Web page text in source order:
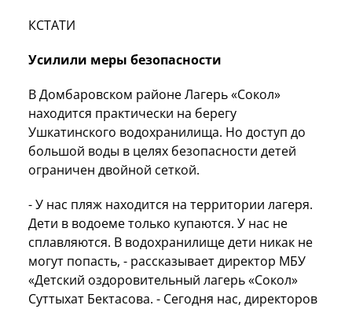
КСТАТИ
Усилили меры безопасности
В Домбаровском районе Лагерь «Сокол»
находится практически на берегу
Ушкатинского водохранилища. Но доступ до
большой воды в целях безопасности детей
ограничен двойной сеткой.
- У нас пляж находится на территории лагеря.
Дети в водоеме только купаются. У нас не
сплавляются. В водохранилище дети никак не
могут попасть, - рассказывает директор МБУ
«Детский оздоровительный лагерь «Сокол»
Суттыхат Бектасова. - Сегодня нас, директоров